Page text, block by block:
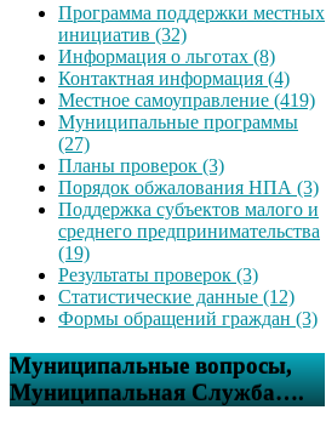
Программа поддержки местных
инициатив (32)
Информация о льготах (8)
Контактная информация (4)
Местное самоуправление (419)
Муниципальные программы
(27)
Планы проверок (3)
Порядок обжалования НПА (3)
Поддержка субъектов малого и
среднего предпринимательства
(19)
Результаты проверок (3)
Статистические данные (12)
Формы обращений граждан (3)
Муниципальные вопросы,
Муниципальная Служба….